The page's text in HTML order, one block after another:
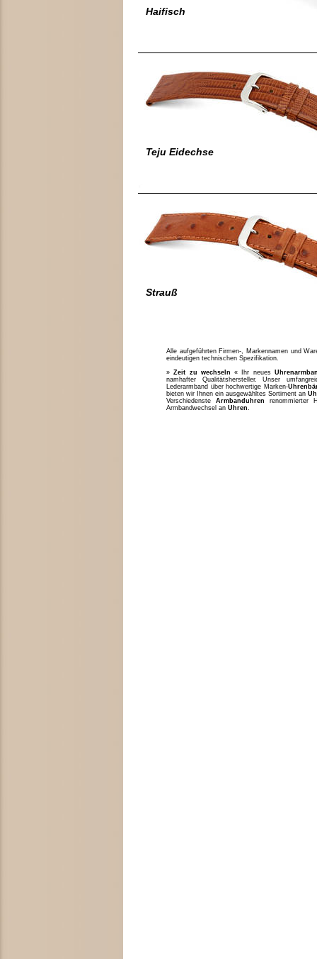
Haifisch
Teju Eidechse
Strauß
Alle aufgeführten Firmen-, Markennamen und
eindeutigen technischen Spezifikation.
»Zeit zu wechseln « Ihr neues
namhafter Qualitätshersteller. Unser
Lederarmband über hochwertige Marken-
bieten wir Ihnen ein ausgewähltes Sortiment an
Verschiedenste Armbanduhren renommierter
Armbandwechsel an Uhren.